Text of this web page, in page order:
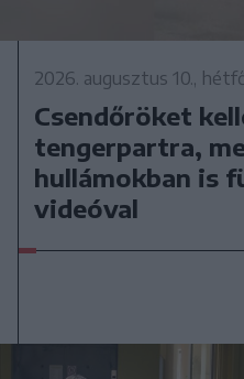
2026. augusztus 10.,
Csendőröket
tengerpartra,
hullámokban is
videóval